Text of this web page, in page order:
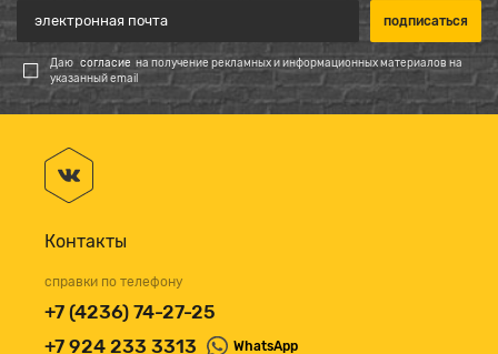
Даю согласие на получение рекламных и информационных материалов на
указанный email
Контакты
справки по телефону
+7 (4236) 74-27-25
+7 924 233 3313
WhatsApp